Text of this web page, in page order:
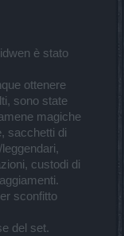
è stato
ottenere
sono state
magiche
sacchetti di
custodi di
sconfitto
del set.